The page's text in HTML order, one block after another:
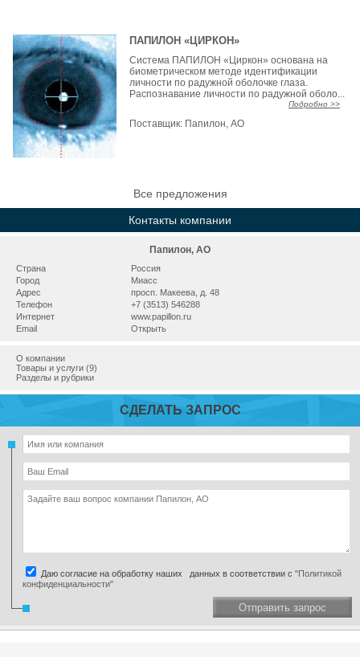
ПАПИЛОН «ЦИРКОН»
Система ПАПИЛОН «Циркон» основана на
биометрическом методе идентификации
личности по радужной оболочке глаза.
Распознавание личности по радужной оболо...
Подробно >>
Поставщик: Папилон, АО
Все предложения
Контакты компании
Папилон, АО
Страна
Россия
Город
Миасс
Адрес
просп. Макеева, д. 48
Телефон
+7 (3513) 546288
Интернет
www.papillon.ru
Email
Открыть
О компании
Товары и услуги (9)
Разделы и рубрики
СДЕЛАТЬ ЗАПРОС
Даю согласие на обработку наших данных в соответствии с "Политикой
конфиденциальности"
Отправить запрос